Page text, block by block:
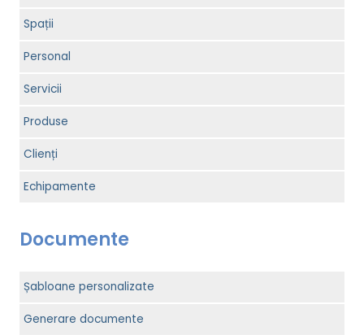
Spații
Personal
Servicii
Produse
Clienți
Echipamente
Documente
Șabloane personalizate
Generare documente